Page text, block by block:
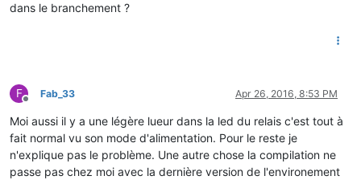
dans le branchement ?
F
Offline
Fab_33 Apr 26, 2016, 8:53 PM
Moi aussi il y a une légère lueur dans la led du relais c'est tout à
fait normal vu son mode d'alimentation. Pour le reste je
n'explique pas le problème. Une autre chose la compilation ne
passe pas chez moi avec la dernière version de l'environement